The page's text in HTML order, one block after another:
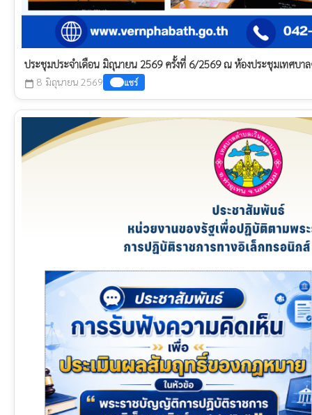
ประชุมประจำเดือน มิถุนายน 2569 ครั้งที่ 6/2569 ณ ห้องประชุมเทศบา
calendar_today 8 มิถุนายน 2569 แชร์